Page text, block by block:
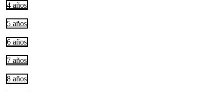
4 años
5 años
6 años
7 años
8 años